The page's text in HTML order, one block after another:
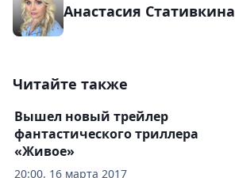
Анастасия Стативкина
Читайте также
20:00, 16 марта 2017
Вышел новый трейлер
фантастического триллера
«Живое»